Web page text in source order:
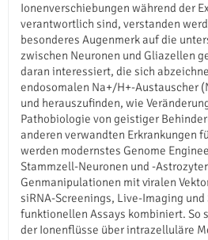
Ionenverschiebungen während der
verantwortlich sind, verstanden
besonderes Augenmerk auf die
zwischen Neuronen und Gliazellen
daran interessiert, die sich
endosomalen Na+/H+-Austauscher
und herauszufinden, wie
Pathobiologie von geistiger
anderen verwandten Erkrankungen
werden modernstes Genome
Stammzell-Neuronen und -
Genmanipulationen mit viralen
siRNA-Screenings, Live-Imaging
funktionellen Assays kombiniert. So
der Ionenflüsse über intrazelluläre